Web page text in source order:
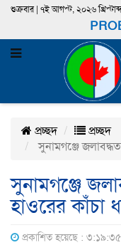
শুক্রবার | ৭ই আগস্ট, ২০২৬
প্রচ্ছদ
প্রচ্ছদ
সুনামগঞ্জে
সুনামগঞ্জে
হাওরের কাঁচা
প্রকাশিত হয়েছে :